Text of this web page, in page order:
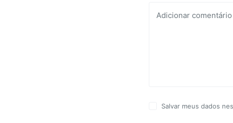
Adicionar comentário
Salvar meus dados